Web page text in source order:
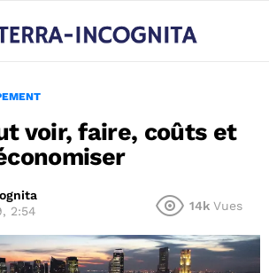
voir, faire, coûts et
2:54
14k Vues